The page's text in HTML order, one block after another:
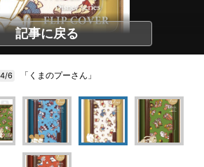
記事に戻る
4/6 「くまのプーさん」